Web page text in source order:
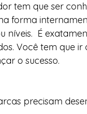
tem que ser
forma
níveis.  É
Você tem que ir
o sucesso.
precisam